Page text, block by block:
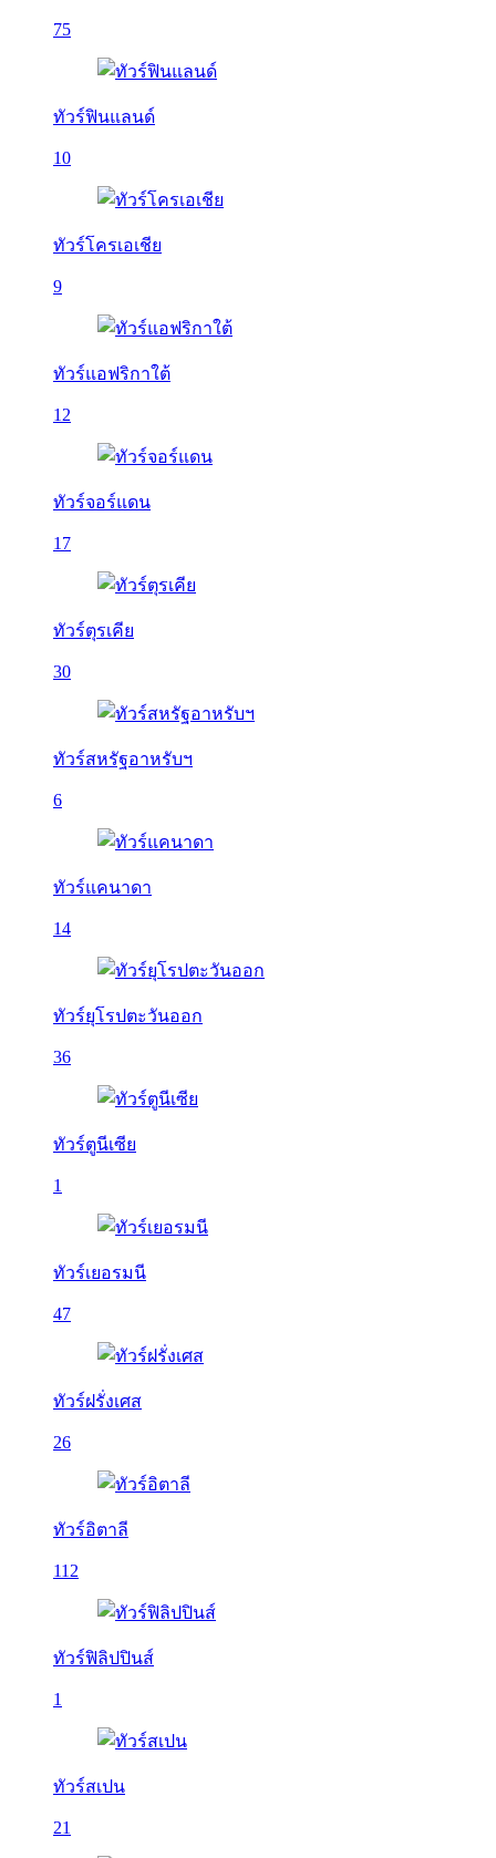
75
ทัวร์ฟินแลนด์
10
ทัวร์โครเอเชีย
9
ทัวร์แอฟริกาใต้
12
ทัวร์จอร์แดน
17
ทัวร์ตุรเคีย
30
ทัวร์สหรัฐอาหรับฯ
6
ทัวร์แคนาดา
14
ทัวร์ยุโรปตะวันออก
36
ทัวร์ตูนีเซีย
1
ทัวร์เยอรมนี
47
ทัวร์ฝรั่งเศส
26
ทัวร์อิตาลี
112
ทัวร์ฟิลิปปินส์
1
ทัวร์สเปน
21